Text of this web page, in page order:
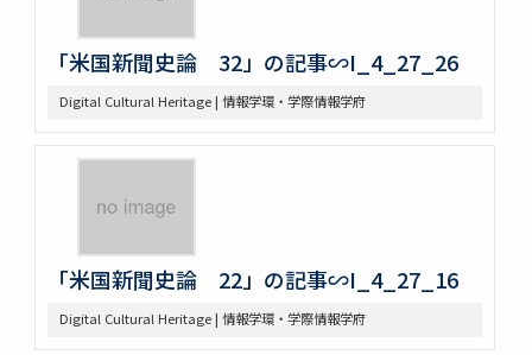
「米国新聞史論 32」の記事∽I_4_27_26
Digital Cultural Heritage | 情報学環・学際情報学府
「米国新聞史論 22」の記事∽I_4_27_16
Digital Cultural Heritage | 情報学環・学際情報学府